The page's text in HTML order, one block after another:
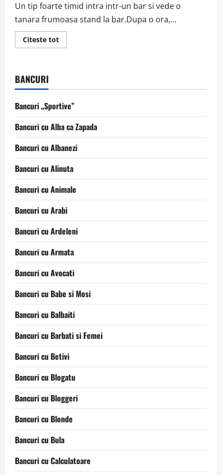
Un tip foarte timid intra intr-un bar si vede o
tanara frumoasa stand la bar.Dupa o ora,...
Citeste totRead
more
BANCURI
Bancuri „Sportive”
Bancuri cu Alba ca Zapada
Bancuri cu Albanezi
Bancuri cu Alinuta
Bancuri cu Animale
Bancuri cu Arabi
Bancuri cu Ardeleni
Bancuri cu Armata
Bancuri cu Avocati
Bancuri cu Babe si Mosi
Bancuri cu Balbaiti
Bancuri cu Barbati si Femei
Bancuri cu Betivi
Bancuri cu Blogatu
Bancuri cu Bloggeri
Bancuri cu Blonde
Bancuri cu Bula
Bancuri cu Calculatoare